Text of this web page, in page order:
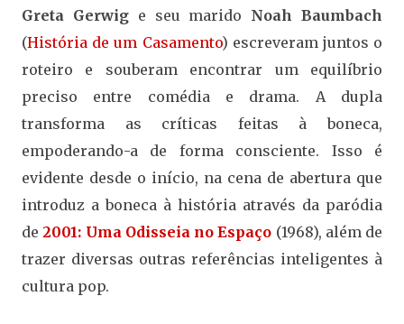
Greta Gerwige seu marido Noah Baumbach
(História de um Casamento) escreveram juntos o
roteiro e souberam encontrar um equilíbrio
preciso entre comédia e drama. A dupla
transforma as críticas feitas à boneca,
empoderando-a de forma consciente. Isso é
evidente desde o início, na cena de abertura que
introduz a boneca à história através da paródia
de2001: Uma Odisseia no Espaço (1968), além de
trazer diversas outras referências inteligentes à
cultura pop.